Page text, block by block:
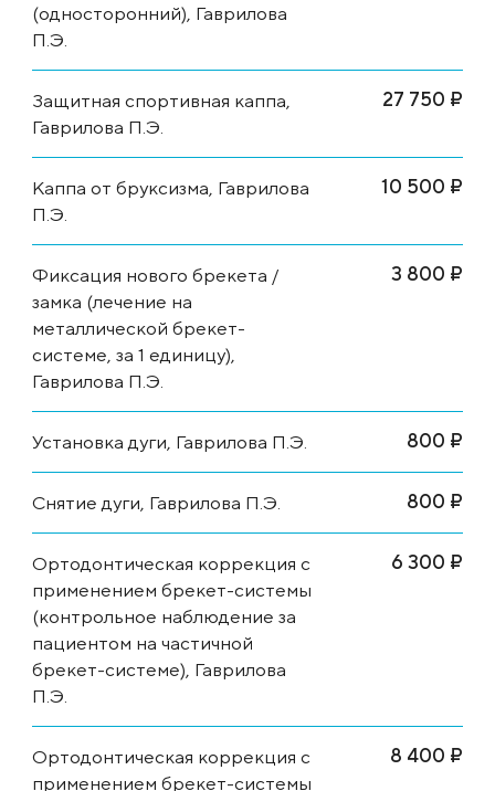
(односторонний), Гаврилова
П.Э.
Защитная спортивная каппа,
Гаврилова П.Э.
27 750 ₽
Каппа от бруксизма, Гаврилова
П.Э.
10 500 ₽
Фиксация нового брекета /
замка (лечение на
металлической брекет-
системе, за 1 единицу),
Гаврилова П.Э.
3 800 ₽
Установка дуги, Гаврилова П.Э. 800 ₽
Снятие дуги, Гаврилова П.Э. 800 ₽
Ортодонтическая коррекция с
применением брекет-системы
(контрольное наблюдение за
пациентом на частичной
брекет-системе), Гаврилова
П.Э.
6 300 ₽
Ортодонтическая коррекция с
применением брекет-системы
8 400 ₽